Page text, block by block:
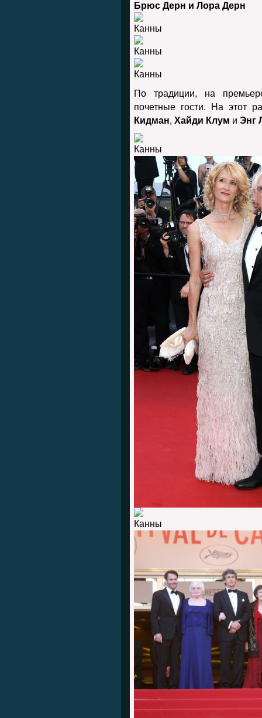
Брюс Дерн и Лора Дерн
По традиции, на
почетные гости. На этот
Кидман, Хайди Клум и Энг